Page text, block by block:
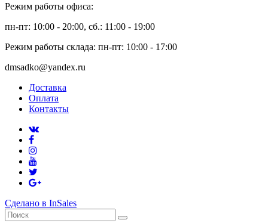
Режим работы офиса:
пн-пт: 10:00 - 20:00, сб.: 11:00 - 19:00
Режим работы склада: пн-пт: 10:00 - 17:00
dmsadko@yandex.ru
Доставка
Оплата
Контакты
Сделано в InSales